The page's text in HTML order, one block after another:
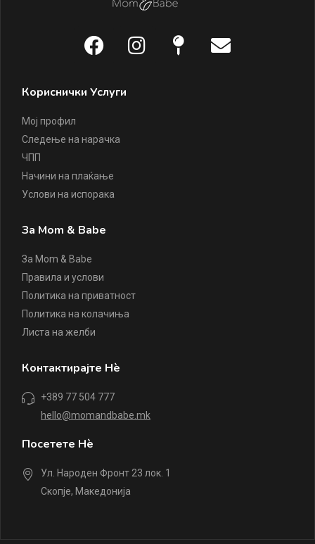
Кориснички Услуги
Мој профил
Следење на нарачка
ЧПП
Начини на плаќање
Услови на испорака
За Mom & Babe
За Mom & Babe
Правила и услови
Политика на приватност
Политика на колачиња
Листа на желби
Контактирајте Нè
+389 77 504 777
hello@momandbabe.mk
Посетете Нè
Ул. Народен Фронт 23 лок. 1
Скопје, Македонија